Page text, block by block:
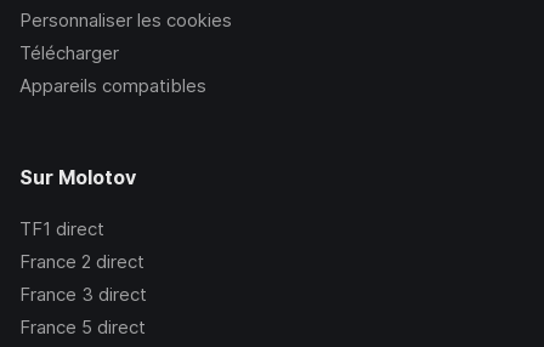
Personnaliser les cookies
Télécharger
Appareils compatibles
Sur Molotov
TF1 direct
France 2 direct
France 3 direct
France 5 direct